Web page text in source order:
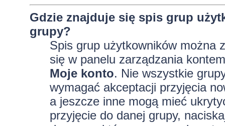
Gdzie znajduje się spis grup
grupy?
Spis grup użytkowników można
się w panelu zarządzania
Moje konto. Nie wszystkie
wymagać akceptacji przyjęcia
a jeszcze inne mogą mieć
przyjęcie do danej grupy,